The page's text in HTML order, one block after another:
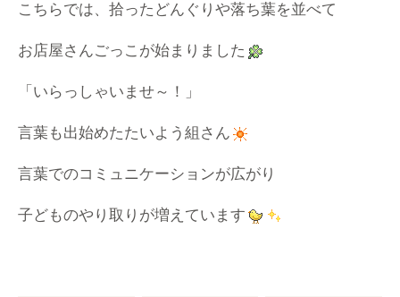
こちらでは、拾ったどんぐりや落ち葉を並べて
お店屋さんごっこが始まりました
「いらっしゃいませ～！」
言葉も出始めたたいよう組さん
言葉でのコミュニケーションが広がり
子どものやり取りが増えています